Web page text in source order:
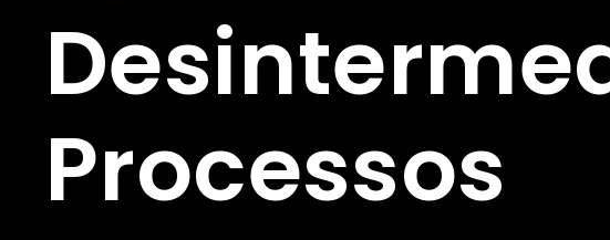
Processos